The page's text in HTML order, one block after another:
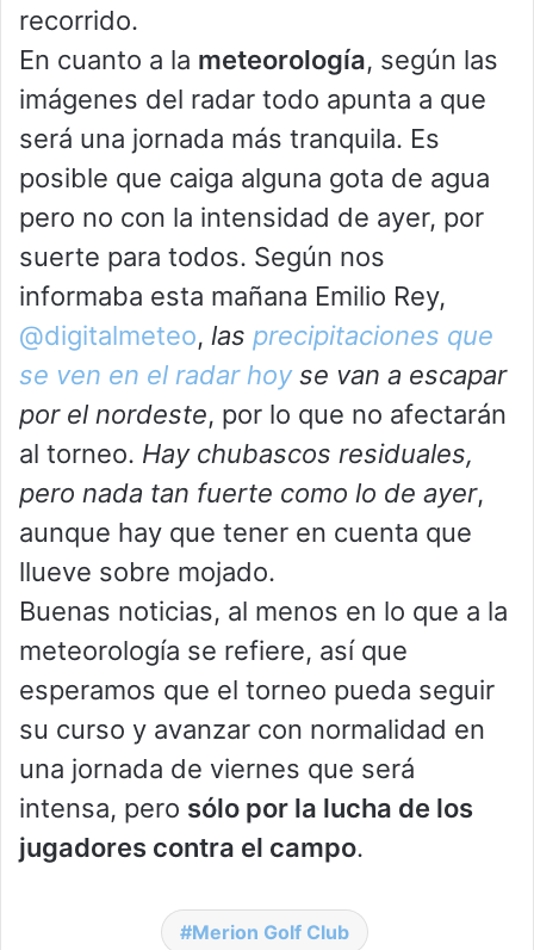
recorrido.
En cuanto a la meteorología, según las
imágenes del radar todo apunta a que
será una jornada más tranquila. Es
posible que caiga alguna gota de agua
pero no con la intensidad de ayer, por
suerte para todos. Según nos
informaba esta mañana Emilio Rey,
@digitalmeteo, las precipitaciones que
se ven en el radar hoyse van a escapar
por el nordeste, por lo que no afectarán
al torneo. Hay chubascos residuales,
pero nada tan fuerte como lo de ayer,
aunque hay que tener en cuenta que
llueve sobre mojado.
Buenas noticias, al menos en lo que a la
meteorología se refiere, así que
esperamos que el torneo pueda seguir
su curso y avanzar con normalidad en
una jornada de viernes que será
intensa, pero sólo por la lucha de los
jugadores contra el campo.
Merion Golf Club